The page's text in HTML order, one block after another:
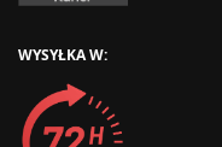
WYSYŁKA W: